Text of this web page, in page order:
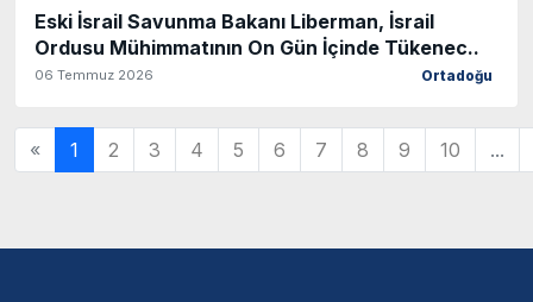
Eski İsrail Savunma Bakanı Liberman, İsrail
Ordusu Mühimmatının On Gün İçinde Tükenec..
06 Temmuz 2026 Ortadoğu
« 1 2 3 4 5 6 7 8 9 10 ...